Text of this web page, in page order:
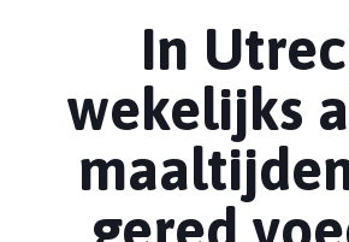
In
wekelijks